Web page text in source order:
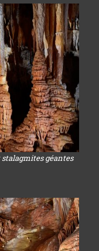
stalagmites géantes